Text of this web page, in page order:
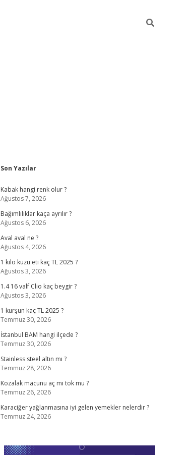
Sidebar
Son Yazılar
Kabak hangi renk olur ?
Ağustos 7, 2026
Bağımlılıklar kaça ayrılır ?
Ağustos 6, 2026
Aval aval ne ?
Ağustos 4, 2026
1 kilo kuzu eti kaç TL 2025 ?
Ağustos 3, 2026
1.4 16 valf Clio kaç beygir ?
Ağustos 3, 2026
1 kurşun kaç TL 2025 ?
Temmuz 30, 2026
İstanbul BAM hangi ilçede ?
Temmuz 30, 2026
Stainless steel altın mı ?
Temmuz 28, 2026
Kozalak macunu aç mı tok mu ?
Temmuz 26, 2026
Karaciğer yağlanmasına iyi gelen yemekler nelerdir ?
Temmuz 24, 2026